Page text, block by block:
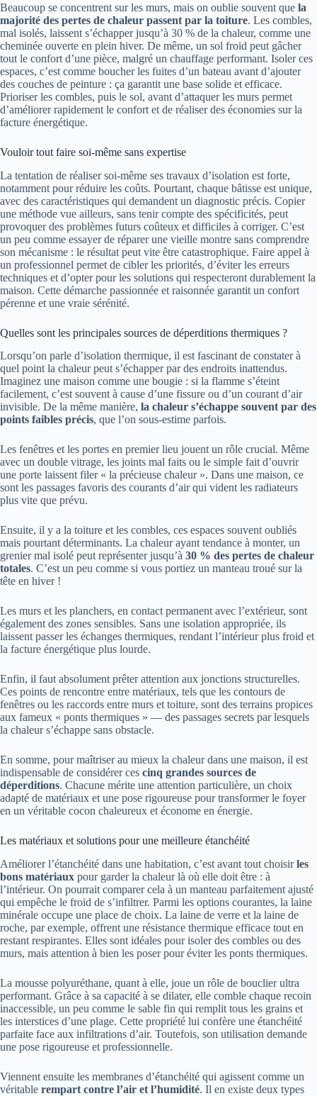
Beaucoup se concentrent sur les murs, mais on oublie souvent que la
majorité des pertes de chaleur passent par la toiture. Les combles,
mal isolés, laissent s’échapper jusqu’à 30 % de la chaleur, comme une
cheminée ouverte en plein hiver. De même, un sol froid peut gâcher
tout le confort d’une pièce, malgré un chauffage performant. Isoler ces
espaces, c’est comme boucher les fuites d’un bateau avant d’ajouter
des couches de peinture : ça garantit une base solide et efficace.
Prioriser les combles, puis le sol, avant d’attaquer les murs permet
d’améliorer rapidement le confort et de réaliser des économies sur la
facture énergétique.
Vouloir tout faire soi-même sans expertise
La tentation de réaliser soi-même ses travaux d’isolation est forte,
notamment pour réduire les coûts. Pourtant, chaque bâtisse est unique,
avec des caractéristiques qui demandent un diagnostic précis. Copier
une méthode vue ailleurs, sans tenir compte des spécificités, peut
provoquer des problèmes futurs coûteux et difficiles à corriger. C’est
un peu comme essayer de réparer une vieille montre sans comprendre
son mécanisme : le résultat peut vite être catastrophique. Faire appel à
un professionnel permet de cibler les priorités, d’éviter les erreurs
techniques et d’opter pour les solutions qui respecteront durablement la
maison. Cette démarche passionnée et raisonnée garantit un confort
pérenne et une vraie sérénité.
Quelles sont les principales sources de déperditions thermiques ?
Lorsqu’on parle d’isolation thermique, il est fascinant de constater à
quel point la chaleur peut s’échapper par des endroits inattendus.
Imaginez une maison comme une bougie : si la flamme s’éteint
facilement, c’est souvent à cause d’une fissure ou d’un courant d’air
invisible. De la même manière, la chaleur s’échappe souvent par des
points faibles précis, que l’on sous-estime parfois.
Les fenêtres et les portes en premier lieu jouent un rôle crucial. Même
avec un double vitrage, les joints mal faits ou le simple fait d’ouvrir
une porte laissent filer « la précieuse chaleur ». Dans une maison, ce
sont les passages favoris des courants d’air qui vident les radiateurs
plus vite que prévu.
Ensuite, il y a la toiture et les combles, ces espaces souvent oubliés
mais pourtant déterminants. La chaleur ayant tendance à monter, un
grenier mal isolé peut représenter jusqu’à 30 % des pertes de chaleur
totales. C’est un peu comme si vous portiez un manteau troué sur la
tête en hiver !
Les murs et les planchers, en contact permanent avec l’extérieur, sont
également des zones sensibles. Sans une isolation appropriée, ils
laissent passer les échanges thermiques, rendant l’intérieur plus froid et
la facture énergétique plus lourde.
Enfin, il faut absolument prêter attention aux jonctions structurelles.
Ces points de rencontre entre matériaux, tels que les contours de
fenêtres ou les raccords entre murs et toiture, sont des terrains propices
aux fameux « ponts thermiques » — des passages secrets par lesquels
la chaleur s’échappe sans obstacle.
En somme, pour maîtriser au mieux la chaleur dans une maison, il est
indispensable de considérer ces cinq grandes sources de
déperditions. Chacune mérite une attention particulière, un choix
adapté de matériaux et une pose rigoureuse pour transformer le foyer
en un véritable cocon chaleureux et économe en énergie.
Les matériaux et solutions pour une meilleure étanchéité
Améliorer l’étanchéité dans une habitation, c’est avant tout choisirles
bons matériaux pour garder la chaleur là où elle doit être : à
l’intérieur. On pourrait comparer cela à un manteau parfaitement ajusté
qui empêche le froid de s’infiltrer. Parmi les options courantes, la laine
minérale occupe une place de choix. La laine de verre et la laine de
roche, par exemple, offrent une résistance thermique efficace tout en
restant respirantes. Elles sont idéales pour isoler des combles ou des
murs, mais attention à bien les poser pour éviter les ponts thermiques.
La mousse polyuréthane, quant à elle, joue un rôle de bouclier ultra
performant. Grâce à sa capacité à se dilater, elle comble chaque recoin
inaccessible, un peu comme le sable fin qui remplit tous les grains et
les interstices d’une plage. Cette propriété lui confère une étanchéité
parfaite face aux infiltrations d’air. Toutefois, son utilisation demande
une pose rigoureuse et professionnelle.
Viennent ensuite les membranes d’étanchéité qui agissent comme un
véritable rempart contre l’air et l’humidité. Il en existe deux types